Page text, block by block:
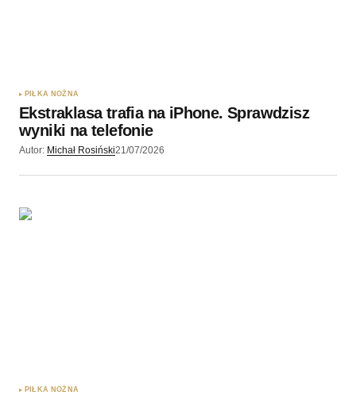
PIŁKA NOŻNA
Ekstraklasa trafia na iPhone. Sprawdzisz
wyniki na telefonie
Autor: Michał Rosiński21/07/2026
PIŁKA NOŻNA